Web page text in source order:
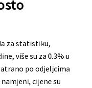
za statistiku,
više su za 0.3% u
po odjeljcima
cijene su